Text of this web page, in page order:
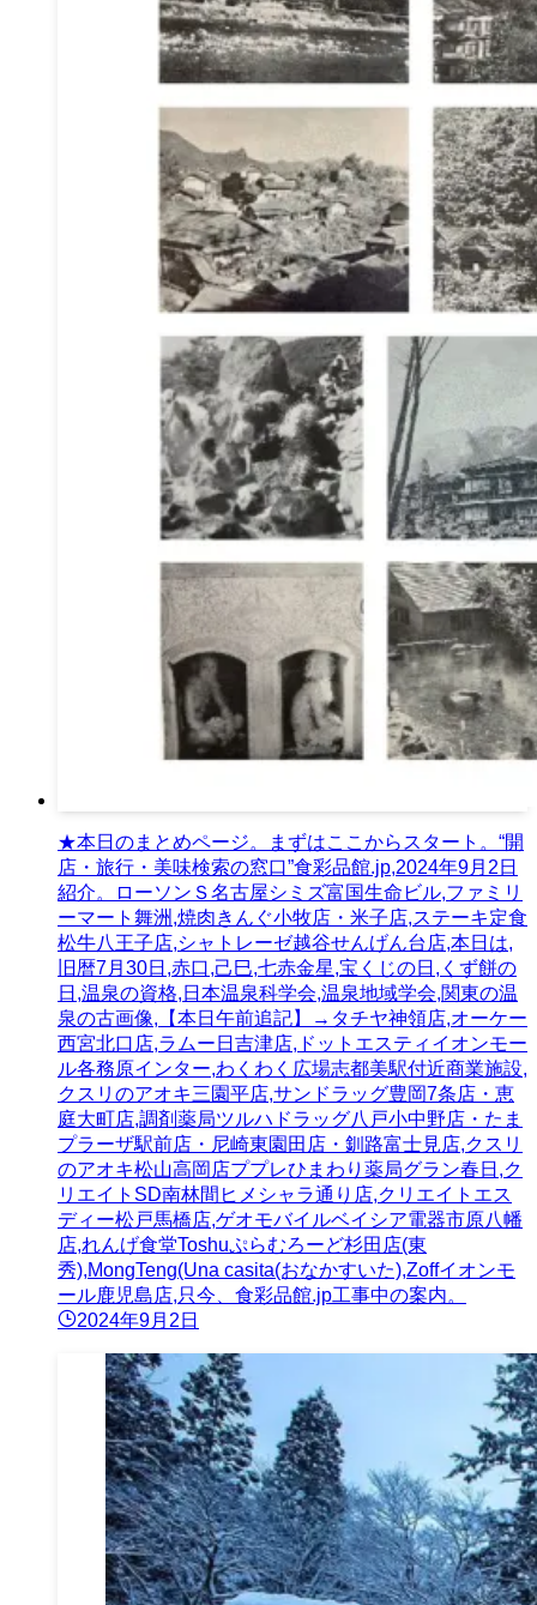
★本日のまとめページ。まずはここからスタート。“開
店・旅行・美味検索の窓口”食彩品館.jp,2024年9月2日
紹介。ローソンＳ名古屋シミズ富国生命ビル,ファミリ
ーマート舞洲,焼肉きんぐ小牧店・米子店,ステーキ定食
松牛八王子店,シャトレーゼ越谷せんげん台店,本日は,
旧暦7月30日,赤口,己巳,七赤金星,宝くじの日,くず餅の
日,温泉の資格,日本温泉科学会,温泉地域学会,関東の温
泉の古画像,【本日午前追記】→タチヤ神領店,オーケー
西宮北口店,ラムー日吉津店,ドットエスティイオンモー
ル各務原インター,わくわく広場志都美駅付近商業施設,
クスリのアオキ三園平店,サンドラッグ豊岡7条店・恵
庭大町店,調剤薬局ツルハドラッグ八戸小中野店・たま
プラーザ駅前店・尼崎東園田店・釧路富士見店,クスリ
のアオキ松山高岡店ププレひまわり薬局グラン春日,ク
リエイトSD南林間ヒメシャラ通り店,クリエイトエス
ディー松戸馬橋店,ゲオモバイルベイシア電器市原八幡
店,れんげ食堂Toshuぷらむろーど杉田店(東
秀),MongTeng(Una casita(おなかすいた),Zoffイオンモ
ール鹿児島店,只今、食彩品館.jp工事中の案内。
2024年9月2日